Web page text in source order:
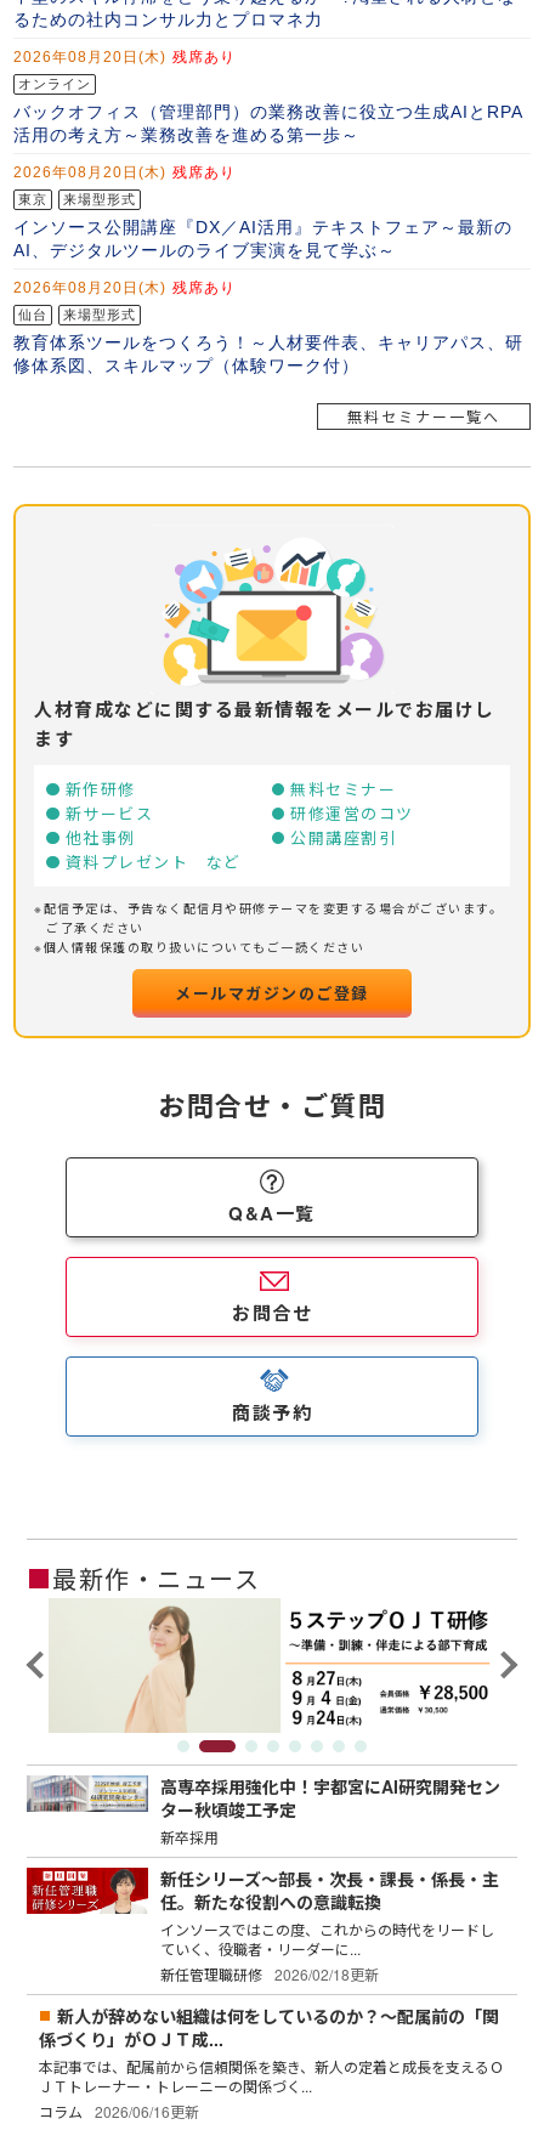
無料セミナー一覧へ
人材育成などに関する最新情報をメールでお届けし
ます
新作研修
無料セミナー
新サービス
研修運営のコツ
他社事例
公開講座割引
資料プレゼント など
※配信予定は、予告なく配信月や研修テーマを変更する場合がございます。
ご了承ください
※個人情報保護の取り扱いについてもご一読ください
メールマガジンのご登録
お問合せ・ご質問
Q&A一覧
お問合せ
商談予約
■最新作・ニュース
高専卒採用強化中！宇都宮にAI研究開発セン
ター秋頃竣工予定
新卒採用
新任シリーズ～部長・次長・課長・係長・主
任。新たな役割への意識転換
インソースではこの度、これからの時代をリードし
ていく、役職者・リーダーに...
新任管理職研修 2026/02/18更新
新人が辞めない組織は何をしているのか？～配属前の「関
係づくり」がＯＪＴ成...
本記事では、配属前から信頼関係を築き、新人の定着と成長を支えるＯ
ＪＴトレーナー・トレーニーの関係づく...
コラム
2026/06/16更新